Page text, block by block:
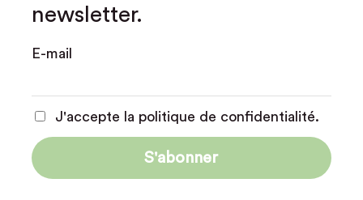
newsletter.
E-mail
J'accepte la politique de confidentialité.